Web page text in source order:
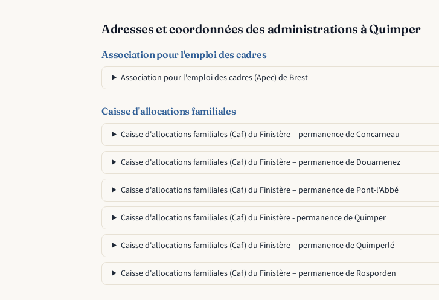
Adresses et coordonnées des administrations à Quimper
Association pour l'emploi des cadres
Association pour l'emploi des cadres (Apec) de Brest
Caisse d'allocations familiales
Caisse d'allocations familiales (Caf) du Finistère – permanence de Concarneau
Caisse d'allocations familiales (Caf) du Finistère – permanence de Douarnenez
Caisse d'allocations familiales (Caf) du Finistère – permanence de Pont-l'Abbé
Caisse d'allocations familiales (Caf) du Finistère - permanence de Quimper
Caisse d'allocations familiales (Caf) du Finistère – permanence de Quimperlé
Caisse d'allocations familiales (Caf) du Finistère – permanence de Rosporden